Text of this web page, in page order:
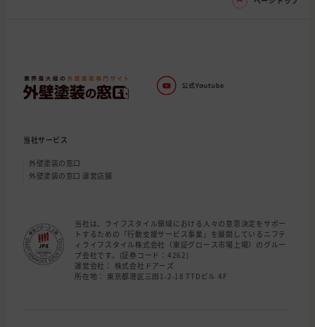
当社サービス
外壁塗装の窓口
外壁塗装の窓口 運営店舗
当社は、ライフスタイル領域における人々の意思決定をサポー
トするための「行動支援サービス事業」を展開しているニフテ
ィライフスタイル株式会社（東証グロース市場上場）のグルー
プ会社です。(証券コード：4262)
運営会社： 株式会社ドアーズ
所在地： 東京都港区三田1-2-18 TTDビル 4F